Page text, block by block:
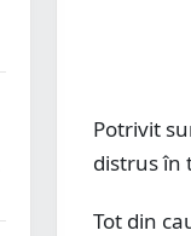
Potrivit
distrus în
Tot din